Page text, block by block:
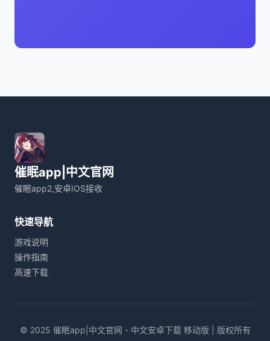
催眠app|中文官网
催眠app2,安卓IOS接收
快速导航
游戏说明
操作指南
高速下载
© 2025 催眠app|中文官网 - 中文安卓下载 移动版 | 版权所有